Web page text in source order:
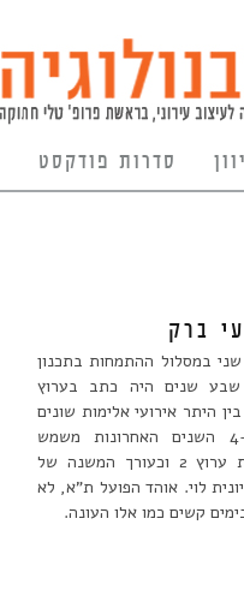
סדרות פודקסט
ברק
שני במסלול ההתמחות בתכנון
שבע שנים היה כתב בערוץ
היתר אירועי אלימות שונים
בספורט הישראלי. ב-4 השנים האחרונות משמש
כעורך תכניות בחדשות ערוץ 2 וכעורך המשנה של
לוי. אוהד הפועל ת"א, לא
קשים כמו אלו העונה.